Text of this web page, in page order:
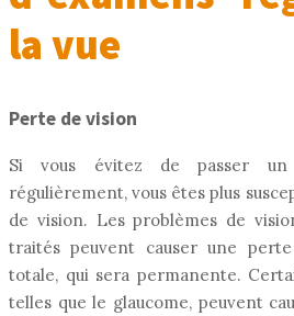
la vue
Perte de vision
Si vous évitez de passer
régulièrement, vous êtes plus
de vision. Les problèmes de
traités peuvent causer une
totale, qui sera permanente.
telles que le glaucome, peuvent